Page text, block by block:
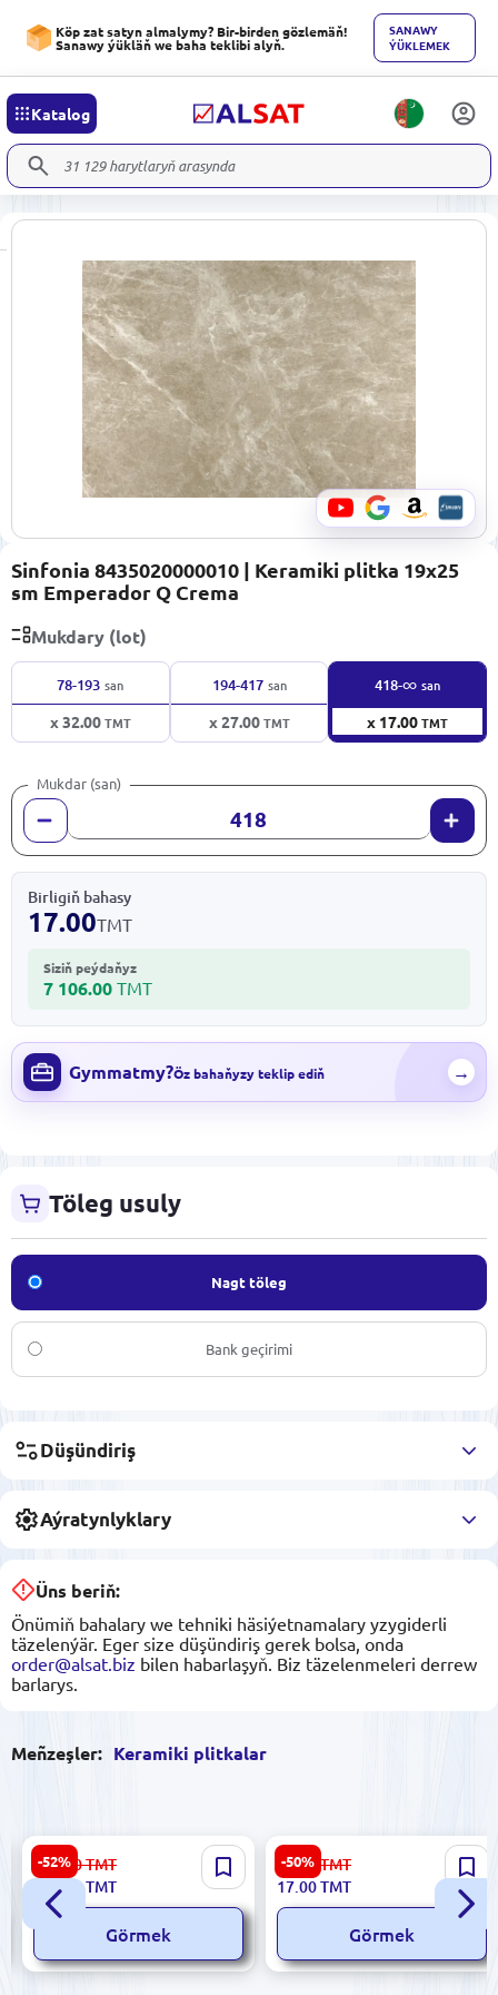
Köp zat satyn almalymy? Bir-birden gözlemäň!
Sanawy ýükläň we baha teklibi alyň.
SANAWY
ÝÜKLEMEK
Katalog
Sinfonia 8435020000010 | Keramiki plitka 19x25
sm Emperador Q Crema
Mukdary (lot)
78-193 san
x 32.00TMT
194-417 san
x 27.00TMT
418-∞ san
x 17.00TMT
Mukdar (san)
Birligiň bahasy
17.00TMT
Siziň peýdaňyz
7 106.00 TMT
Gymmatmy?Öz bahaňyzy teklip ediň →
Töleg usuly
Nagt töleg
Bank geçirimi
Düşündiriş
Aýratynlyklary
Üns beriň:
Önümiň bahalary we tehniki häsiýetnamalary yzygiderli
täzelenýär. Eger size düşündiriş gerek bolsa, onda
order@alsat.biz bilen habarlaşyň. Biz täzelenmeleri derrew
barlarys.
Meñzeşler: Keramiki plitkalar
-52%
Dijital NYCX4 | Keramiki
Plitka 25x60sm Glazirlenen
223.00TMT
106.00TMT
Görmek
-50%
Sinfonia 8435020000015 |
Keramiki Plitka 3,5x25 sm
Gold Resina
34.00 TMT
17.00TMT
Görmek